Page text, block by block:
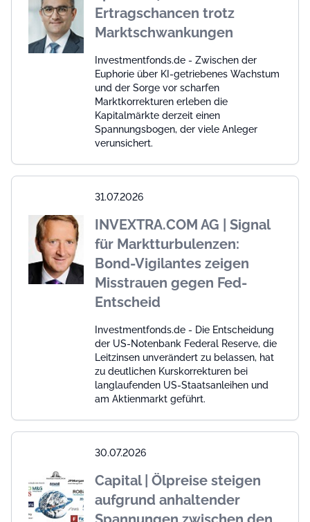
Ertragschancen trotz
Marktschwankungen
Investmentfonds.de - Zwischen der
Euphorie über KI-getriebenes Wachstum
und der Sorge vor scharfen
Marktkorrekturen erleben die
Kapitalmärkte derzeit einen
Spannungsbogen, der viele Anleger
verunsichert.
31.07.2026
INVEXTRA.COM AG | Signal
für Marktturbulenzen:
Bond-Vigilantes zeigen
Misstrauen gegen Fed-
Entscheid
Investmentfonds.de - Die Entscheidung
der US-Notenbank Federal Reserve, die
Leitzinsen unverändert zu belassen, hat
zu deutlichen Kurskorrekturen bei
langlaufenden US-Staatsanleihen und
am Aktienmarkt geführt.
30.07.2026
Capital | Ölpreise steigen
aufgrund anhaltender